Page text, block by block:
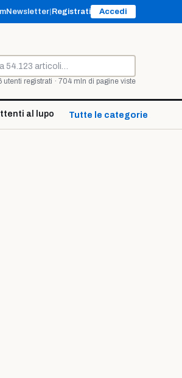
Newsletter Registrati Accedi
utenti registrati · 704 mln di pagine viste
al lupo Tutte le categorie ↓